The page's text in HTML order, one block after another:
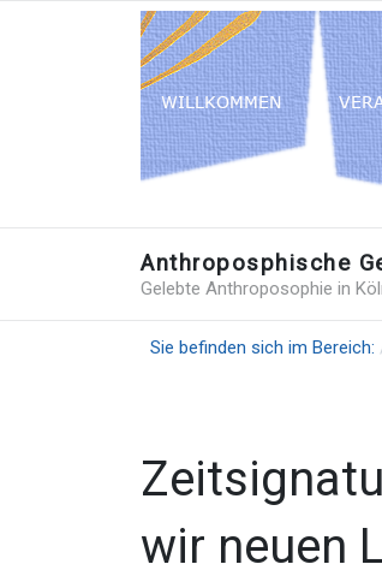
Anthroposphische
Gelebte Anthroposophie in
Sie befinden sich im Bereich:
wir neuen